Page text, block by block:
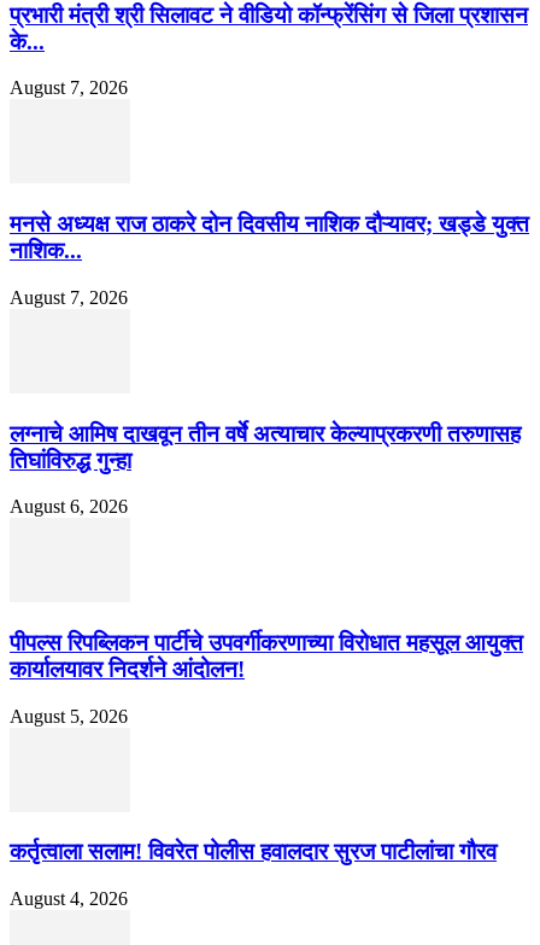
प्रभारी मंत्री श्री सिलावट ने वीडियो कॉन्फ्रेंसिंग से जिला प्रशासन
के...
August 7, 2026
मनसे अध्यक्ष राज ठाकरे दोन दिवसीय नाशिक दौऱ्यावर; खड्डे युक्त
नाशिक...
August 7, 2026
लग्नाचे आमिष दाखवून तीन वर्षे अत्याचार केल्याप्रकरणी तरुणासह
तिघांविरुद्ध गुन्हा
August 6, 2026
पीपल्स रिपब्लिकन पार्टीचे उपवर्गीकरणाच्या विरोधात महसूल आयुक्त
कार्यालयावर निदर्शने आंदोलन!
August 5, 2026
कर्तृत्वाला सलाम! विवरेत पोलीस हवालदार सुरज पाटीलांचा गौरव
August 4, 2026